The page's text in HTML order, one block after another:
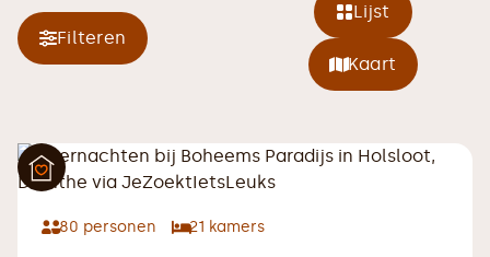
Filteren
Lijst
Kaart
80 personen 21 kamers